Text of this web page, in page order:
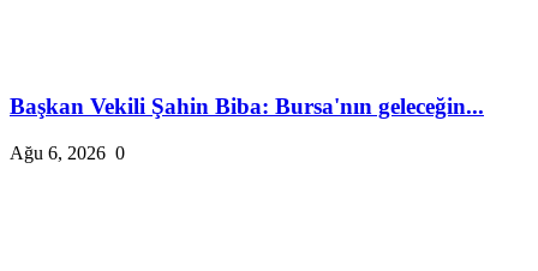
Başkan Vekili Şahin Biba: Bursa'nın geleceğin...
Ağu 6, 2026 0